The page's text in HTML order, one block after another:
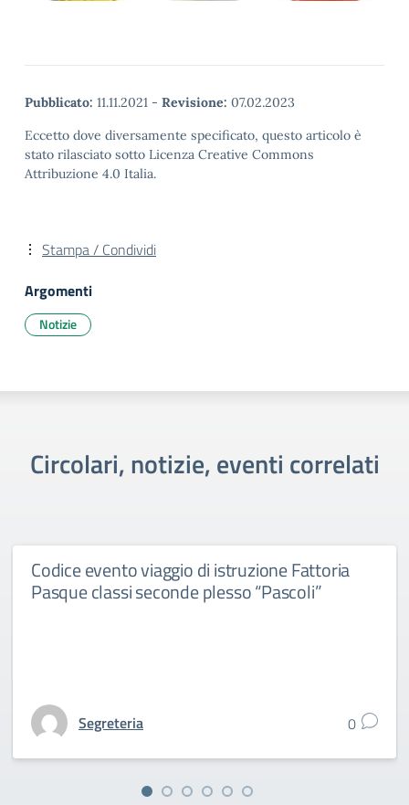
Pubblicato: 11.11.2021 - Revisione: 07.02.2023
Eccetto dove diversamente specificato, questo articolo è
stato rilasciato sotto Licenza Creative Commons
Attribuzione 4.0 Italia.
Stampa / Condividi
Argomenti
Notizie
Circolari, notizie, eventi correlati
Codice evento viaggio di istruzione Fattoria
Pasque classi seconde plesso “Pascoli”
Segreteria 0